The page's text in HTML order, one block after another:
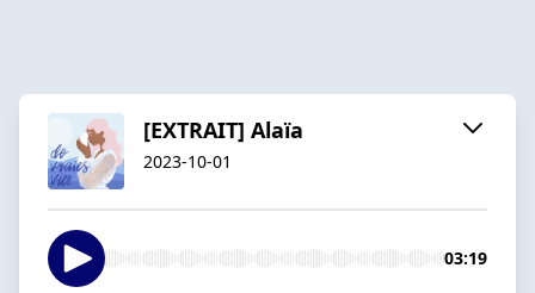
[EXTRAIT] Alaïa
2023-10-01
03:19